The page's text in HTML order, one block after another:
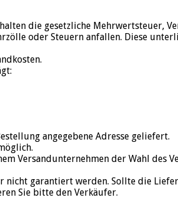
die gesetzliche Mehrwertsteuer,
oder Steuern anfallen. Diese
angegebene Adresse geliefert.
Versandunternehmen der Wahl
garantiert werden. Sollte die
Sie bitte den Verkäufer.